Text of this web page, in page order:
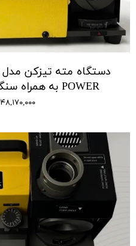
POWER به همراه سنگ و فشنگی و کلت
۴۸,۱۷۰,۰۰۰ تومان